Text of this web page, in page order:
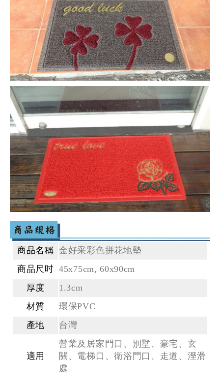
商品名稱 金好采彩色拼花地墊
商品尺吋 45x75cm, 60x90cm
厚度
1.3cm
材質
環保PVC
產地
台灣
適用
營業及居家門口、別墅、豪宅、玄
關、電梯口、衛浴門口、走道、溼滑
處